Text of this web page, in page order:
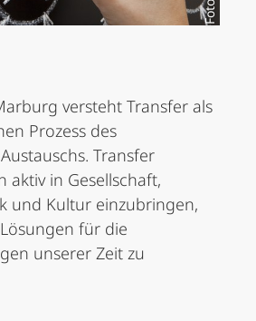
versteht Transfer als
Prozess des
Transfer
aktiv in Gesellschaft,
und Kultur einzubringen,
für die
unserer Zeit zu